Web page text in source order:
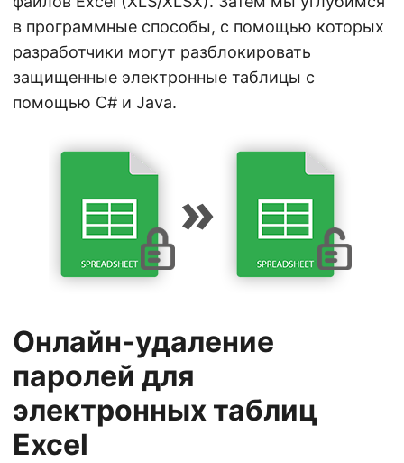
в программные способы, с помощью которых
разработчики могут разблокировать
защищенные электронные таблицы с
помощью C# и Java.
Онлайн-удаление
паролей для
электронных таблиц
Excel